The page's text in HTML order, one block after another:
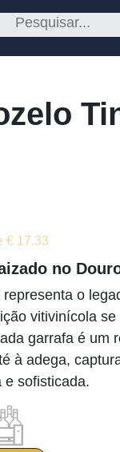
€ 17.33
no
representa o
vitivinícola se
garrafa é um
à adega,
e sofisticada.